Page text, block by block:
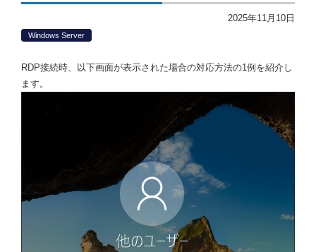
2025年11月10日
Windows Server
RDP接続時、以下画面が表示された場合の対応方法の1例を紹介し
ます。